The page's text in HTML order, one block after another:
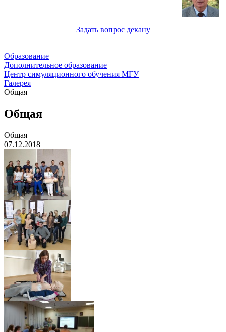
Задать вопрос декану
Образование
Дополнительное образование
Центр симуляционного обучения МГУ
Галерея
Общая
Общая
Общая
07.12.2018